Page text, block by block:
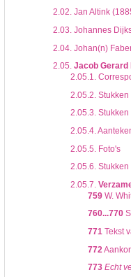
2.02.Jan Altink
2.03.Johannes
2.04. Johan(n)
2.05. Jacob Gerard
2.05.1.
2.05.2.Stukken
2.05.3.Stukken
2.05.4.
2.05.5. Foto's
2.05.6.Stukken
2.05.7.
759W.
760...770
771Tekst
772
773 Echt